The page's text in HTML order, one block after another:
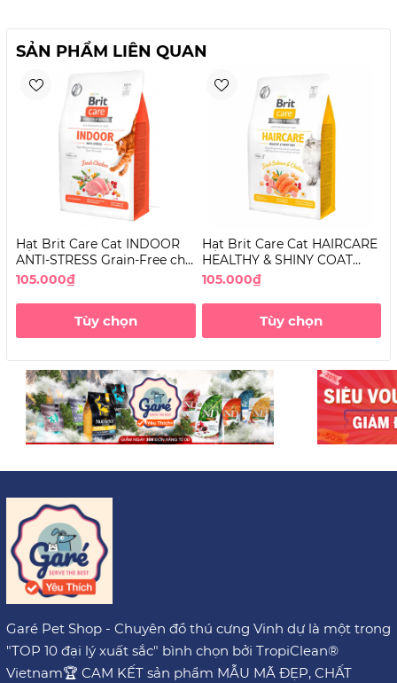
SẢN PHẨM LIÊN QUAN
Hạt Brit Care Cat INDOOR
ANTI-STRESS Grain-Free cho
Mèo
105.000₫
Tùy chọn
Hạt Brit Care Cat HAIRCARE
HEALTHY & SHINY COAT
Grain-Free dưỡng lông cho
105.000₫
Tùy chọn
Garé Pet Shop - Chuyên đồ thú cưng Vinh dự là một trong
"TOP 10 đại lý xuất sắc" bình chọn bởi TropiClean®
Vietnam🏆 CAM KẾT sản phẩm MẪU MÃ ĐẸP, CHẤT